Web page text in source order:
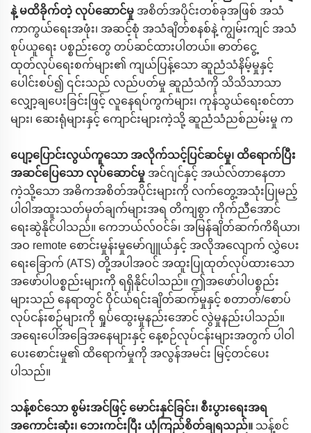
နဲ့ မထိခိုက်တဲ့ လုပ်ဆောင်မှု အစိတ်အပိုင်းတစ်ခုအဖြစ် အသံ
ကာကွယ်ရေးအဖုံး၊ အဆင့်စုံ အသံချိတ်စနစ်နဲ့ ကျွမ်းကျင် အသံ
စုပ်ယူရေး ပစ္စည်းတွေ တပ်ဆင်ထားပါတယ်။ ဓာတ်ငွေ့
ထုတ်လုပ်ရေးစက်များ၏ ကျယ်ပြန့်သော ဆူညံသံနိမ့်မှုနှင့်
ပေါင်းစပ်၍ ၎င်းသည် လည်ပတ်မှု ဆူညံသံကို သိသိသာသာ
လျှော့ချပေးခြင်းဖြင့် လူနေရပ်ကွက်များ၊ ကုန်သွယ်ရေးစင်တာ
များ၊ ဆေးရုံများနှင့် ကျောင်းများကဲ့သို့ ဆူညံသံညစ်ညမ်းမှု က
ပျော့ပြောင်းလွယ်ကူသော အလိုက်သင့်ပြင်ဆင်မှု၊ ထိရောက်ပြီး
အဆင်ပြေသော လုပ်ဆောင်မှု အင်ဂျင်နှင့် အယ်လ်တာနေတာ
ကဲ့သို့သော အဓိကအစိတ်အပိုင်းများကို လက်တွေ့အသုံးပြုမည့်
ပါဝါအထူးသတ်မှတ်ချက်များအရ တိကျစွာ ကိုက်ညီအောင်
ရေးဆွဲနိုင်ပါသည်။ ကေဘယ်လ်ဝင်ခ်၊ အမြန်ချိတ်ဆက်ကိရိယာ၊
အဝ remote စောင်းမှုန်းမှုမော်ဂျူယ်နှင့် အလိုအလျောက် လွှဲပေး
ရေးခြောက် (ATS) တို့အပါအဝင် အထူးပြုထုတ်လုပ်ထားသော
အဖော်ပါပစ္စည်းများကို ရရှိနိုင်ပါသည်။ ဤအဖော်ပါပစ္စည်း
များသည် နေရာတွင် ဝိုင်ယ်ရင်းချိတ်ဆက်မှုနှင့် စတာတ်/စောပ်
လုပ်ငန်းစဉ်များကို ရှုပ်ထွေးမှုနည်းအောင် လွဲမှုနည်းပါသည်။
အရေးပေါ်အခြေအနေများနှင့် နေ့စဉ်လုပ်ငန်းများအတွက် ပါဝါ
ပေးစောင်းမှု၏ ထိရောက်မှုကို အလွန်အမင်း မြင့်တင်ပေး
ပါသည်။
သန့်စင်သော စွမ်းအင်ဖြင့် မောင်းနှင်ခြင်း၊ စီးပွားရေးအရ
အကောင်းဆုံး၊ ဘေးကင်းပြီး ယုံကြည်စိတ်ချရသည်။ သန့်စင်